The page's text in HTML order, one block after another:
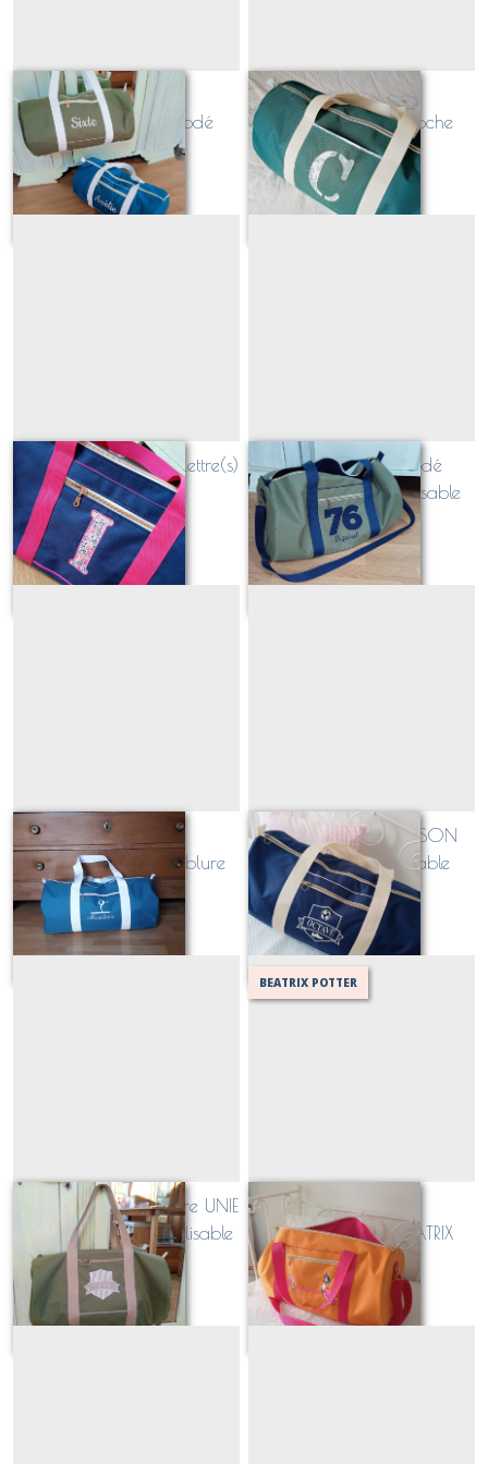
Sac polochon
personnalisable brodé
PRENOM
À partir de 79€
Sac polochon
personnalisable (poche
plaquée)
À partir de 70€
Sac polochon brodé Lettre(s)
personnalisable
À partir de 85€
Sac polochon brodé
Chiffre(s) personnalisable
À partir de 85€
Sac polochon
personnalisable doublure
UNIE (broderie au choix)
À partir de 80€
Sac polochon ECUSSON
SPORT personnalisable
À partir de 99€
Sac polochon doublure UNIE
/ BLASON personnalisable
À partir de 89€
BEATRIX POTTER
Sac polochon
personnalisable BEATRIX
POTTER
À partir de 115